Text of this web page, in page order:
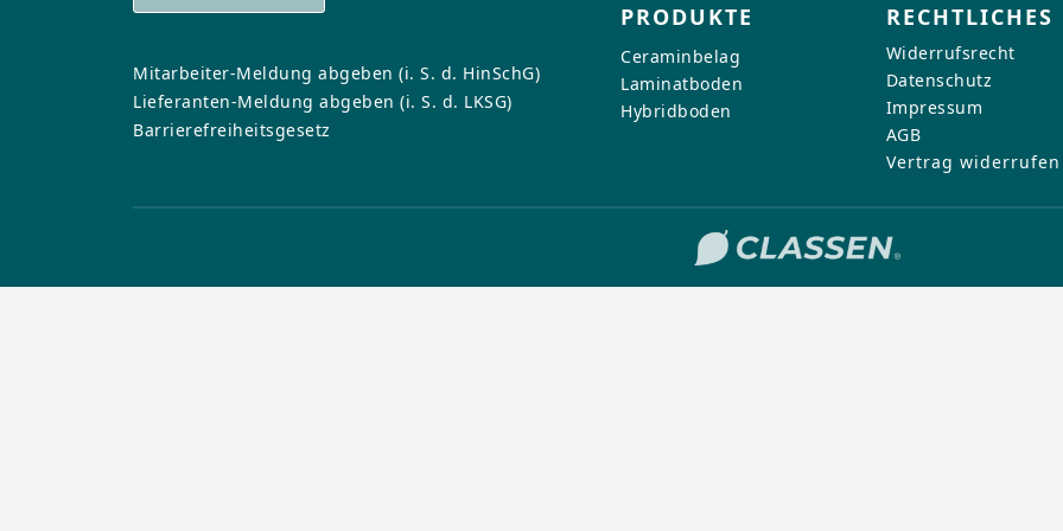
Reinigung und Pflege
Verlegesysteme
Zu allen Hybrid-Produkten
Zum Planer
Zur Kontaktanfrage
Zu den Jobangeboten
Mitarbeiter-Meldung abgeben (i. S. d. HinSchG)
Lieferanten-Meldung abgeben (i. S. d. LKSG)
Barrierefreiheitsgesetz
PRODUKTE
Ceraminbelag
Laminatboden
Hybridboden
RECHTLICHES
Widerrufsrecht
Datenschutz
Impressum
AGB
Vertrag widerrufen